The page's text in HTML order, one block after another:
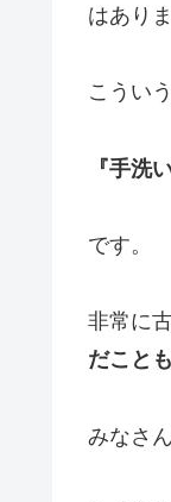
はあり
こうい
『手洗
です。
非常に
だこと
みなさ